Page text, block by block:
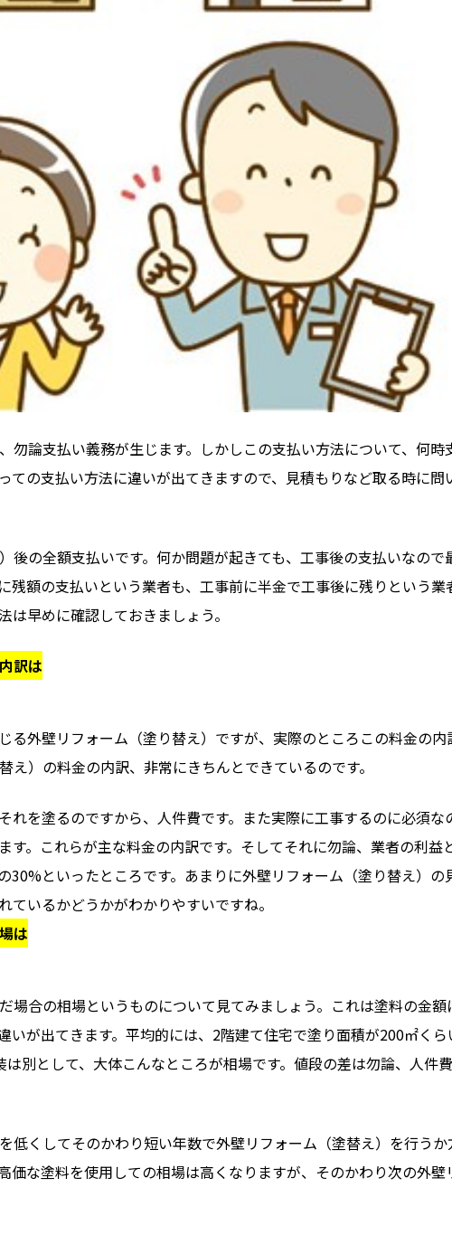
勿論支払い義務が生じます。しかしこの支払い方法について、何時
ての支払い方法に違いが出てきますので、見積もりなど取る時に
後の全額支払いです。何か問題が起きても、工事後の支払いなので
残額の支払いという業者も、工事前に半金で工事後に残りという業
早めに確認しておきましょう。
訳は
る外壁リフォーム（塗り替え）ですが、実際のところこの料金の
）の料金の内訳、非常にきちんとできているのです。
れを塗るのですから、人件費です。また実際に工事するのに必須な
す。これらが主な料金の内訳です。そしてそれに勿論、業者の利益
30%といったところです。あまりに外壁リフォーム（塗り替え）の
いるかどうかがわかりやすいですね。
は
場合の相場というものについて見てみましょう。これは塗料の金額
いが出てきます。平均的には、2階建て住宅で塗り面積が200㎡く
別として、大体こんなところが相場です。値段の差は勿論、人件
低くしてそのかわり短い年数で外壁リフォーム（塗替え）を行う
価な塗料を使用しての相場は高くなりますが、そのかわり次の外